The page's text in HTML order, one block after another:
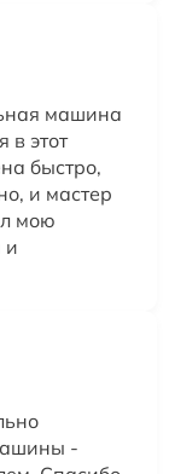
машина
в этот
быстро,
и мастер
мою
и
-